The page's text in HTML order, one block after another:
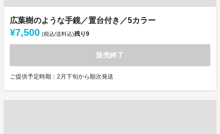
広葉樹のような手鏡／置台付き／5カラー
¥7,500 (税込/送料込)残り9
販売終了
ご提供予定時期：2月下旬から順次発送